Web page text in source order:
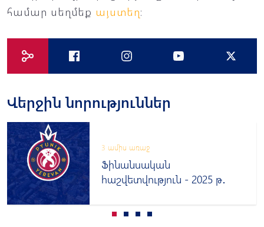
համար սեղմեք այստեղ։
Վերջին նորություններ
3 ամիս առաջ
Ֆինանսական
հաշվետվություն - 2025 թ․